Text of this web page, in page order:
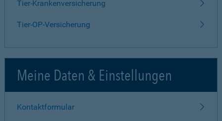
Tier-Krankenversicherung
Tier-OP-Versicherung
Meine Daten & Einstellungen
Kontaktformular